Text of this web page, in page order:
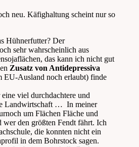
neu. Käfighaltung scheint nur so
Hühnerfutter? Der
sehr wahrscheinlich aus
das kann ich nicht gut
Zusatz von Antidepressiva
EU-Ausland noch erlaubt) finde
viel durchdachtere und
Landwirtschaft … In meiner
um Flächen Fläche und
wer den größten Fendt fährt. Ich
die konnten nicht ein
in dem Bohrstock sagen.